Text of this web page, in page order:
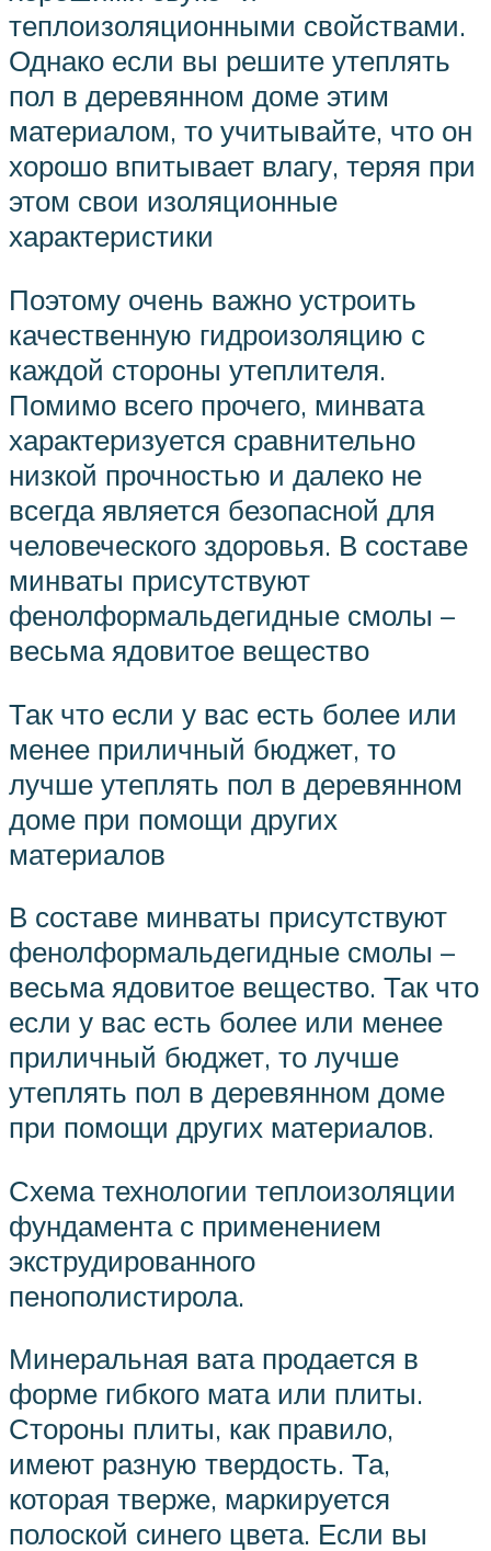
теплоизоляционными свойствами.
Однако если вы решите утеплять
пол в деревянном доме этим
материалом, то учитывайте, что он
хорошо впитывает влагу, теряя при
этом свои изоляционные
характеристики
Поэтому очень важно устроить
качественную гидроизоляцию с
каждой стороны утеплителя.
Помимо всего прочего, минвата
характеризуется сравнительно
низкой прочностью и далеко не
всегда является безопасной для
человеческого здоровья. В составе
минваты присутствуют
фенолформальдегидные смолы –
весьма ядовитое вещество
Так что если у вас есть более или
менее приличный бюджет, то
лучше утеплять пол в деревянном
доме при помощи других
материалов
В составе минваты присутствуют
фенолформальдегидные смолы –
весьма ядовитое вещество. Так что
если у вас есть более или менее
приличный бюджет, то лучше
утеплять пол в деревянном доме
при помощи других материалов.
Схема технологии теплоизоляции
фундамента с применением
экструдированного
пенополистирола.
Минеральная вата продается в
форме гибкого мата или плиты.
Стороны плиты, как правило,
имеют разную твердость. Та,
которая тверже, маркируется
полоской синего цвета. Если вы